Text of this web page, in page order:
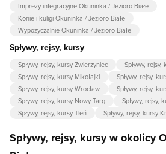
Imprezy integracyjne Okuninka / Jezioro Białe
Konie i kuligi Okuninka / Jezioro Białe
Wypożyczalnie Okuninka / Jezioro Białe
Spływy, rejsy, kursy
Spływy, rejsy, kursy Zwierzyniec
Spływy, rejsy,
Spływy, rejsy, kursy Mikołajki
Spływy, rejsy,
Spływy, rejsy, kursy Wrocław
Spływy, rejsy,
Spływy, rejsy, kursy Nowy Targ
Spływy, rejsy,
Spływy, rejsy, kursy Tleń
Spływy, rejsy, kursy
Spływy, rejsy, kursy w okolicy